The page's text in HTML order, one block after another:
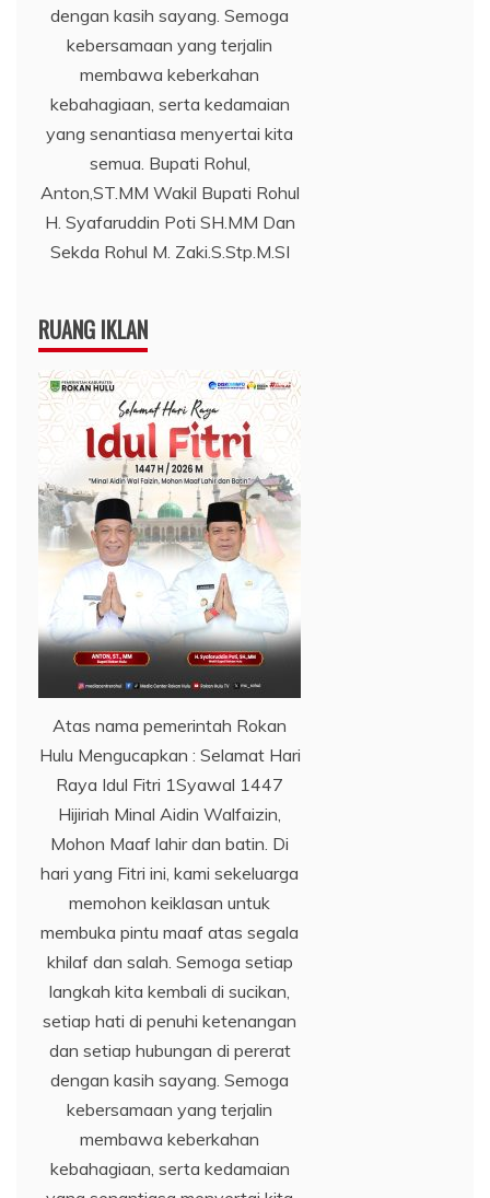
dengan kasih sayang. Semoga
kebersamaan yang terjalin
membawa keberkahan
kebahagiaan, serta kedamaian
yang senantiasa menyertai kita
semua. Bupati Rohul,
Anton,ST.MM Wakil Bupati Rohul
H. Syafaruddin Poti SH.MM Dan
Sekda Rohul M. Zaki.S.Stp.M.SI
RUANG IKLAN
Atas nama pemerintah Rokan
Hulu Mengucapkan : Selamat Hari
Raya Idul Fitri 1Syawal 1447
Hijiriah Minal Aidin Walfaizin,
Mohon Maaf lahir dan batin. Di
hari yang Fitri ini, kami sekeluarga
memohon keiklasan untuk
membuka pintu maaf atas segala
khilaf dan salah. Semoga setiap
langkah kita kembali di sucikan,
setiap hati di penuhi ketenangan
dan setiap hubungan di pererat
dengan kasih sayang. Semoga
kebersamaan yang terjalin
membawa keberkahan
kebahagiaan, serta kedamaian